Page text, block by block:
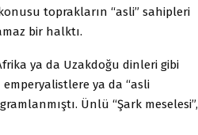
toprakların “asli” sahipleri
bir halktı.
ya da Uzakdoğu dinleri gibi
emperyalistlere ya da “asli
Ünlü “Şark meselesi”,